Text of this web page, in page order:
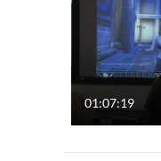
01:07:19